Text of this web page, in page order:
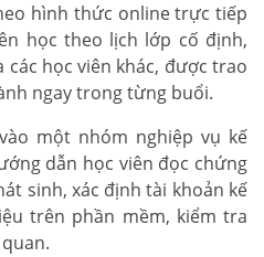
hình thức online trực tiếp
học theo lịch lớp cố định,
các học viên khác, được trao
ngay trong từng buổi.
một nhóm nghiệp vụ kế
dẫn học viên đọc chứng
sinh, xác định tài khoản kế
trên phần mềm, kiểm tra